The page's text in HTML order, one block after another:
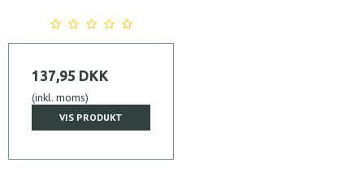
137,95 DKK
(inkl. moms)
VIS PRODUKT